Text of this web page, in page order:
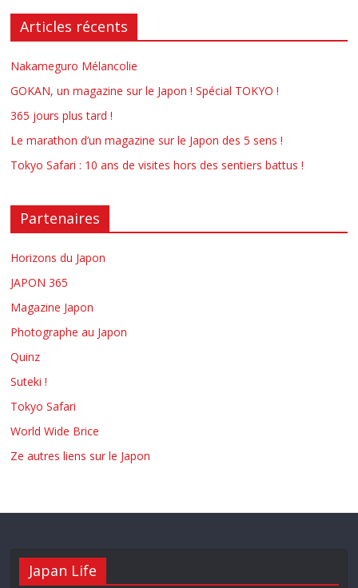
Articles récents
Nakameguro Mélancolie
GOKAN, un magazine sur le Japon ! Spécial TOKYO !
365 jours plus tard !
Le marathon d’un magazine sur le Japon des 5 sens !
Tokyo Safari : 10 ans de visites hors des sentiers battus !
Partenaires
Horizons du Japon
JAPON 365
Magazine Japon
Photographe au Japon
Quinz
Suteki !
Tokyo Safari
World Wide Brice
Ze autres liens sur le Japon
Japan Life